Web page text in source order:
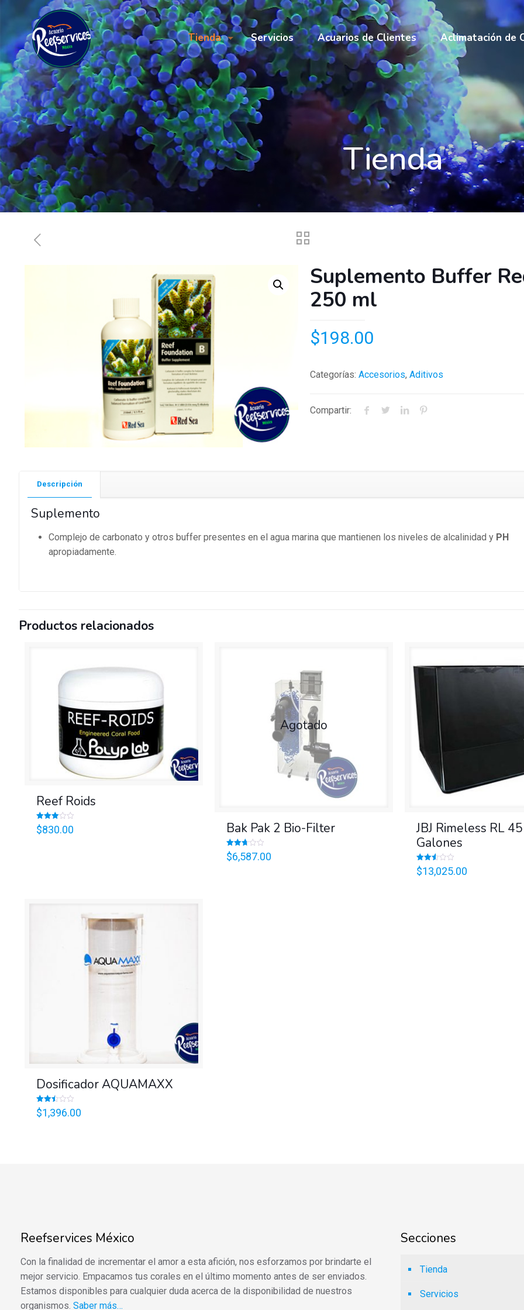
Tienda Servicios Acuarios de Clientes Aclimatación de
Tienda
Suplemento Buffer
250 ml
$198.00
Categorías: Accesorios, Aditivos
Compartir:
Descripción
Suplemento
Complejo de carbonato y otros buffer presentes en el agua marina que mantienen los niveles de alcalinidad y PH
apropiadamente.
Productos relacionados
Reef Roids
Valorado
en
$830.00
Agotado
Bak Pak 2 Bio-Filter
Valorado
en
$6,587.00
JBJ Rimeless RL 45
Galones
Valorado
en
$13,025.00
Dosificador AQUAMAXX
Valorado
en
$1,396.00
Reefservices México
Con la finalidad de incrementar el amor a esta afición, nos esforzamos por brindarte el
mejor servicio. Empacamos tus corales en el último momento antes de ser enviados.
Estamos disponibles para cualquier duda acerca de la disponibilidad de nuestros
organismos. Saber más…
Secciones
Tienda
Servicios